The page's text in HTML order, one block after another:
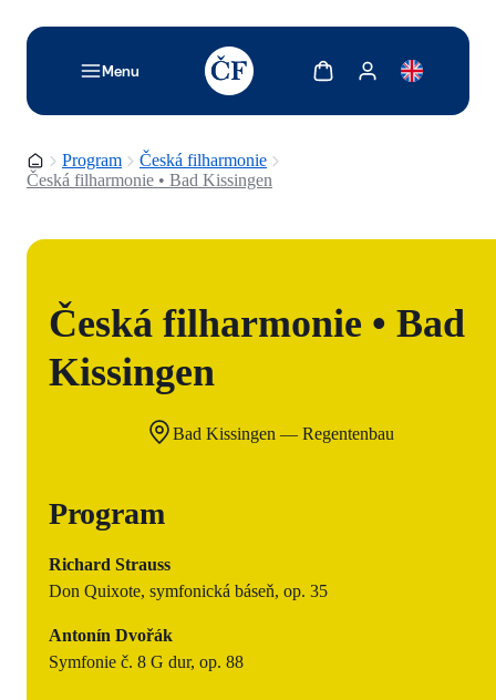
Menu
TODO: Add description for reader
Zobrazit košíkZobrazit můj účet
Domovská stránka
Program
Česká filharmonie
Česká filharmonie • Bad Kissingen
Česká filharmonie • Bad
Kissingen
Bad Kissingen — Regentenbau
Program
Richard Strauss
Don Quixote, symfonická báseň, op. 35
Antonín Dvořák
Symfonie č. 8 G dur, op. 88